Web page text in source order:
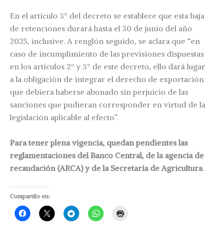
En el artículo 3° del decreto se establece que esta baja
de retenciones durará hasta el 30 de junio del año
2025, inclusive. A renglón seguido, se aclara que “en
caso de incumplimiento de las previsiones dispuestas
en los artículos 2° y 3° de este decreto, ello dará lugar
a la obligación de integrar el derecho de exportación
que debiera haberse abonado sin perjuicio de las
sanciones que pudieran corresponder en virtud de la
legislación aplicable al efecto”.
Para tener plena vigencia, quedan pendientes las
reglamentaciones del Banco Central, de la agencia de
recaudación (ARCA) y de la Secretaría de Agricultura.
Compartilo en: